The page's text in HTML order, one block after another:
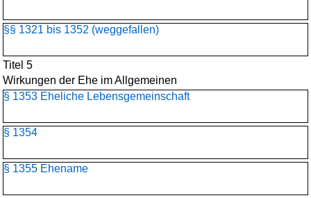
§§ 1321 bis 1352 (weggefallen)
Titel 5
Wirkungen der Ehe im Allgemeinen
§ 1353 Eheliche Lebensgemeinschaft
§ 1354
§ 1355 Ehename